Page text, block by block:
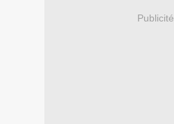
Publicité